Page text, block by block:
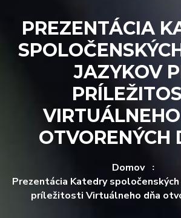
PREZENTÁCIA
JAZYKOV
OTVORENÝCH
Domov
Prezentácia Katedry spoločenských
príležitosti Virtuálneho dňa